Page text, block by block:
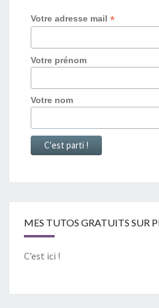
Votre adresse mail*
Votre prénom
Votre nom
MES TUTOS GRATUITS SUR
C’est ici !